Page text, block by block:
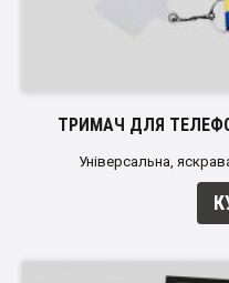
ТРИМАЧ ДЛЯ
Універсальна,